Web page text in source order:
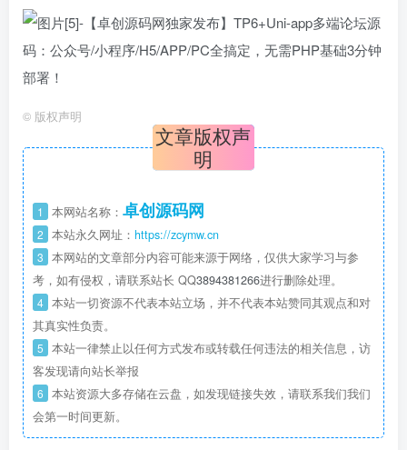
© 版权声明
文章版权声
明
1 本网站名称： 卓创源码网
2 本站永久网址： https://zcymw.cn
3 本网站的文章部分内容可能来源于网络，仅供大家学习与参
考，如有侵权，请联系站长 QQ3894381266进行删除处理。
4 本站一切资源不代表本站立场，并不代表本站赞同其观点和对
其真实性负责。
5 本站一律禁止以任何方式发布或转载任何违法的相关信息，访
客发现请向站长举报
6 本站资源大多存储在云盘，如发现链接失效，请联系我们我们
会第一时间更新。